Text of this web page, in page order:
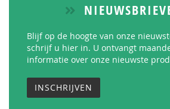
Blijf op de hoogte van onze
schrijf u hier in. U ontvangt
informatie over onze nieuwste
INSCHRIJVEN